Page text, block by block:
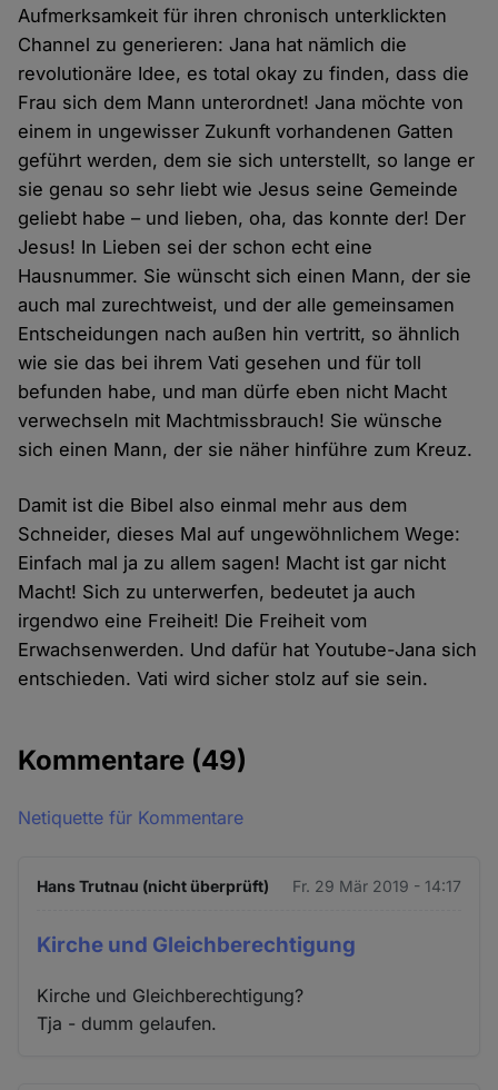
Aufmerksamkeit für ihren chronisch unterklickten
Channel zu generieren: Jana hat nämlich die
revolutionäre Idee, es total okay zu finden, dass die
Frau sich dem Mann unterordnet! Jana möchte von
einem in ungewisser Zukunft vorhandenen Gatten
geführt werden, dem sie sich unterstellt, so lange er
sie genau so sehr liebt wie Jesus seine Gemeinde
geliebt habe – und lieben, oha, das konnte der! Der
Jesus! In Lieben sei der schon echt eine
Hausnummer. Sie wünscht sich einen Mann, der sie
auch mal zurechtweist, und der alle gemeinsamen
Entscheidungen nach außen hin vertritt, so ähnlich
wie sie das bei ihrem Vati gesehen und für toll
befunden habe, und man dürfe eben nicht Macht
verwechseln mit Machtmissbrauch! Sie wünsche
sich einen Mann, der sie näher hinführe zum Kreuz.
Damit ist die Bibel also einmal mehr aus dem
Schneider, dieses Mal auf ungewöhnlichem Wege:
Einfach mal ja zu allem sagen! Macht ist gar nicht
Macht! Sich zu unterwerfen, bedeutet ja auch
irgendwo eine Freiheit! Die Freiheit vom
Erwachsenwerden. Und dafür hat Youtube-Jana sich
entschieden. Vati wird sicher stolz auf sie sein.
Kommentare (49)
Netiquette für Kommentare
Hans Trutnau (nicht überprüft) Fr. 29 Mär 2019 - 14:17
Kirche und Gleichberechtigung
Kirche und Gleichberechtigung?
Tja - dumm gelaufen.